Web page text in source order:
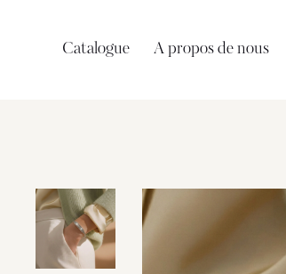
Catalogue A propos de nous